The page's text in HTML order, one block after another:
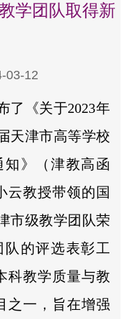
学团队取得新
03-12
了《关于2023年
天津市高等学校
》（津教高函
云教授带领的国
市级教学团队荣
的评选表彰工
科教学质量与教
之一，旨在增强